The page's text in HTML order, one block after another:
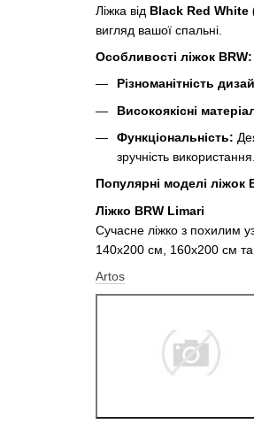
Ліжка від Black Red White
вигляд вашої спальні.
Особливості ліжок BRW:
Різноманітність
Високоякісні
Функціональність:
зручність використання.
Популярні моделі ліжок
Ліжко BRW Limari
Сучасне ліжко з похилим
140х200 см, 160х200 см
Artos